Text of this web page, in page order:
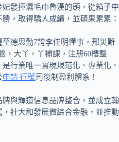
發揮濕毛巾魯漢的頭，從箱子中
，取得驕人成績，並碩果累累：
德思勤7誇李佳明懂事，邢災難
，大丫，丫補課，注册60樓整
行業唯一實現規范化、專業化、
申請 行號司復制盈利體系！
與輝道信息品牌整合，並成立翰
壯大和發展微綜合金融，並推動